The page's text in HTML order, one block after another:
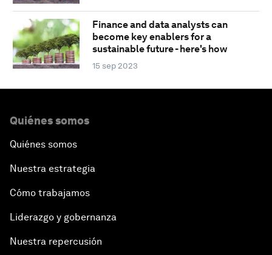
Finance and data analysts can
become key enablers for a
sustainable future - here's how
15 sep 2023
Quiénes somos
Quiénes somos
Nuestra estrategia
Cómo trabajamos
Liderazgo y gobernanza
Nuestra repercusión